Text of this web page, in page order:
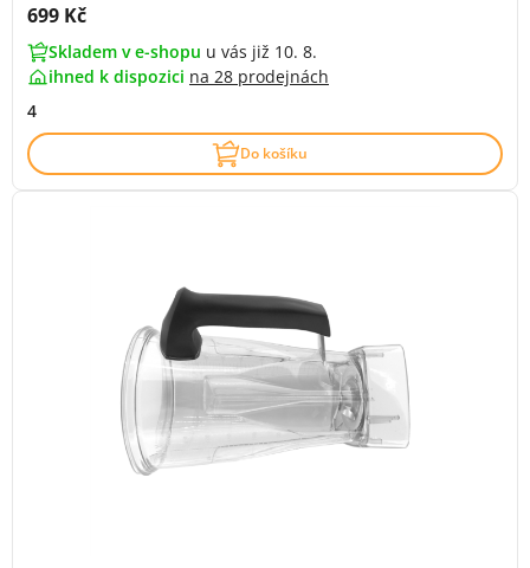
Cena s DPH:
699 Kč
Skladem v e-shopu u vás již 10. 8.
ihned k dispozici na 28 prodejnách
4
Do košíku